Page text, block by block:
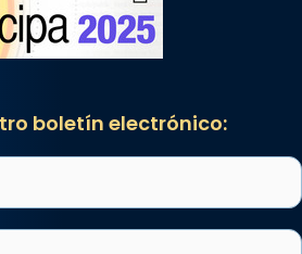
boletín electrónico: